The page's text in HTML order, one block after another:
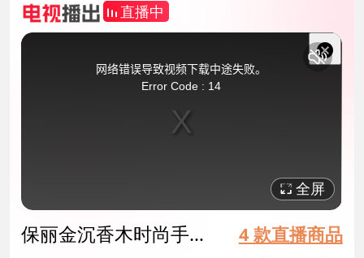
直播中
This
is
网络错误导致视频下载中途失败。
Error Code : 14
关
全屏
保丽金沉香木时尚手链
4 款直播商品